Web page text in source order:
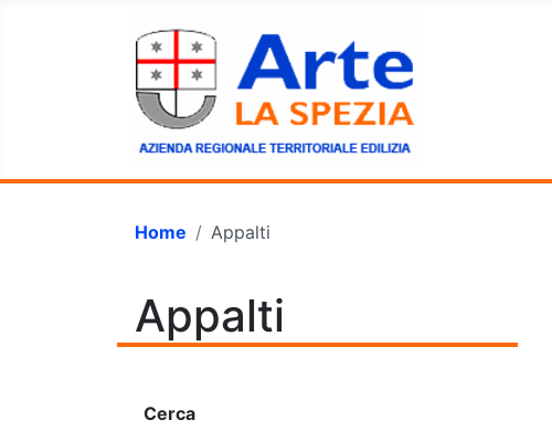
Home Appalti
Appalti
Form di ricerca
Cerca